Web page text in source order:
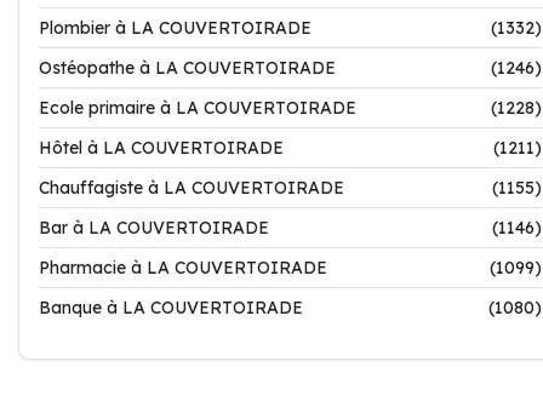
Plombier à LA COUVERTOIRADE
(1332)
Ostéopathe à LA COUVERTOIRADE
(1246)
Ecole primaire à LA COUVERTOIRADE
(1228)
Hôtel à LA COUVERTOIRADE
(1211)
Chauffagiste à LA COUVERTOIRADE
(1155)
Bar à LA COUVERTOIRADE
(1146)
Pharmacie à LA COUVERTOIRADE
(1099)
Banque à LA COUVERTOIRADE
(1080)